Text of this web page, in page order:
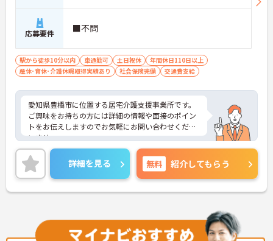
応募要件 ■不問
駅から徒歩10分以内 車通勤可 土日祝休
年間休日110日以上
産休･育休･介護休暇取得実績あり
社会保険完備 交通費支給
愛知県豊橋市に位置する居宅介護支援事業所です。
ご興味をお持ちの方には詳細の情報や面接のポイン
トをお伝えしますのでお気軽にお問い合わせくださ
いませ。
詳細を見る 無料 紹介してもらう